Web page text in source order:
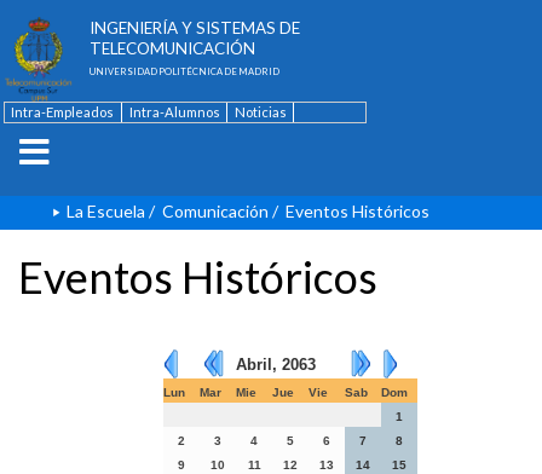
INGENIERÍA Y SISTEMAS DE
TELECOMUNICACIÓN
UNIVERSIDAD POLITÉCNICA DE MADRID
Intra-Empleados Intra-Alumnos
Noticias
La Escuela / Comunicación / Eventos Históricos
Eventos Históricos
Abril, 2063
Lun Mar Mie Jue Vie Sab
Dom
1
2
3 4 5 6 7
8
9
10 11 12 13 14
15